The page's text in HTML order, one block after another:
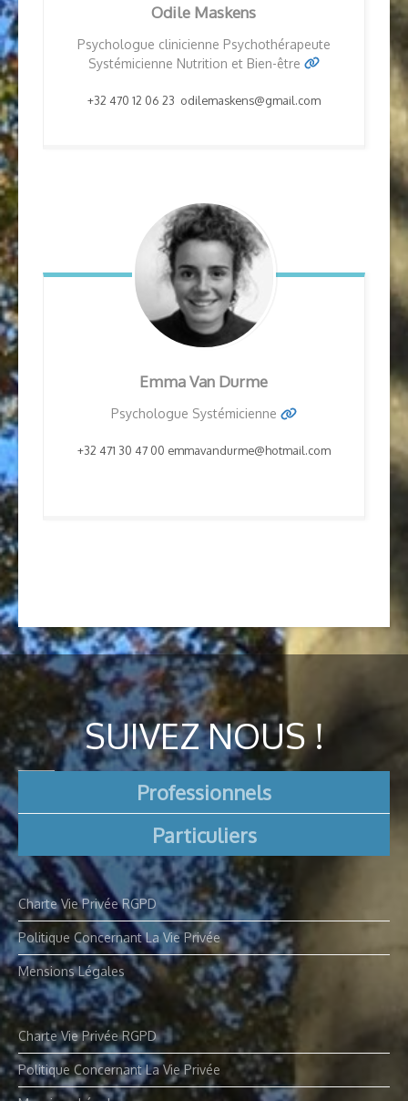
Odile Maskens
Psychologue clinicienne Psychothérapeute
Systémicienne Nutrition et Bien-être
+32 470 12 06 23 odilemaskens@gmail.com
Emma Van Durme
Psychologue Systémicienne
+32 471 30 47 00 emmavandurme@hotmail.com
SUIVEZ NOUS !
Professionnels
Particuliers
Charte Vie Privée RGPD
Politique Concernant La Vie Privée
Mensions Légales
Charte Vie Privée RGPD
Politique Concernant La Vie Privée